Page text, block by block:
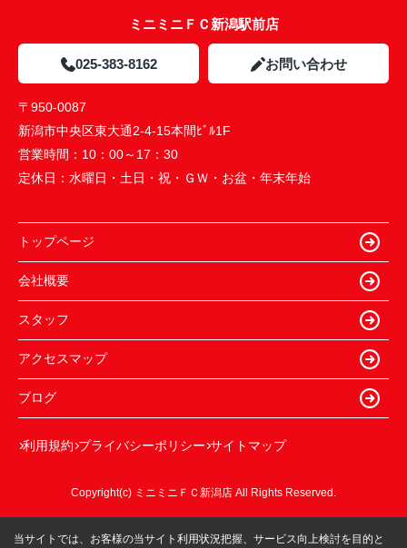
ミニミニＦＣ新潟駅前店
025-383-8162 お問い合わせ
〒950-0087
新潟市中央区東大通2-4-15本間ﾋﾞﾙ1F
営業時間： 10：00～17：30
定休日： 水曜日・土日・祝・ＧＷ・お盆・年末年始
トップページ
会社概要
スタッフ
アクセスマップ
ブログ
利用規約 プライバシーポリシー サイトマップ
Copyright(c) ミニミニＦＣ新潟店 All Rights Reserved.
当サイトでは、お客様の当サイト利用状況把握、サービス向上検討を目的と